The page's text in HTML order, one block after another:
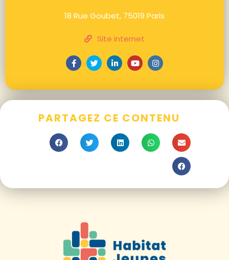
18 Rue Goubet, 75019 Paris
Site internet
PARTAGEZ CE CONTENU